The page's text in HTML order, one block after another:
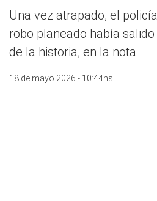
Una vez atrapado, el
robo planeado había
de la historia, en la nota
18 de mayo 2026 - 10:44hs